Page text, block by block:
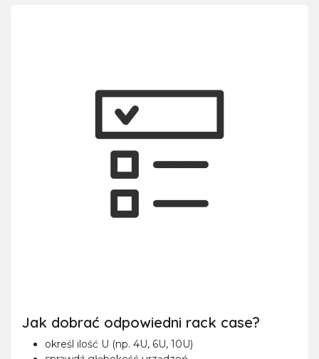
Jak dobrać odpowiedni rack case?
określ ilość U (np. 4U, 6U, 10U)